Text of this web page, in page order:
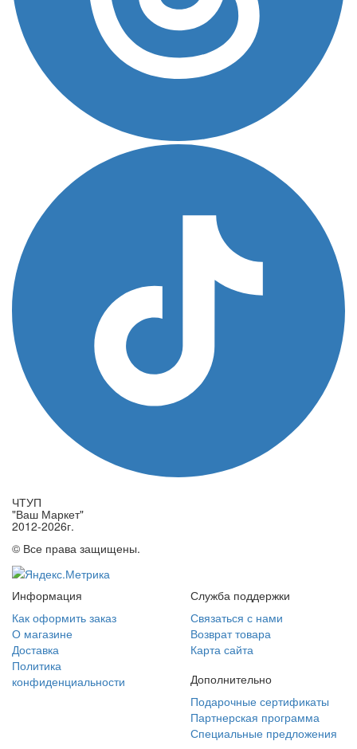
ЧТУП
"Ваш Маркет"
2012-2026г.
© Все права защищены.
Информация
Как оформить заказ
О магазине
Доставка
Политика
конфиденциальности
Служба поддержки
Связаться с нами
Возврат товара
Карта сайта
Дополнительно
Подарочные сертификаты
Партнерская программа
Специальные предложения